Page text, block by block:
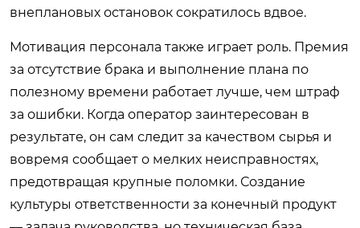
внеплановых остановок сократилось вдвое.
Мотивация персонала также играет роль. Премия
за отсутствие брака и выполнение плана по
полезному времени работает лучше, чем штраф
за ошибки. Когда оператор заинтересован в
результате, он сам следит за качеством сырья и
вовремя сообщает о мелких неисправностях,
предотвращая крупные поломки. Создание
культуры ответственности за конечный продукт